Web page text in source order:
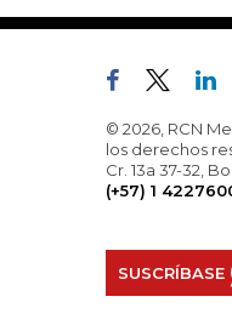
© 2026, RCN
los derechos
Cr. 13a 37-32,
(+57) 1
SUSCRÍBASE